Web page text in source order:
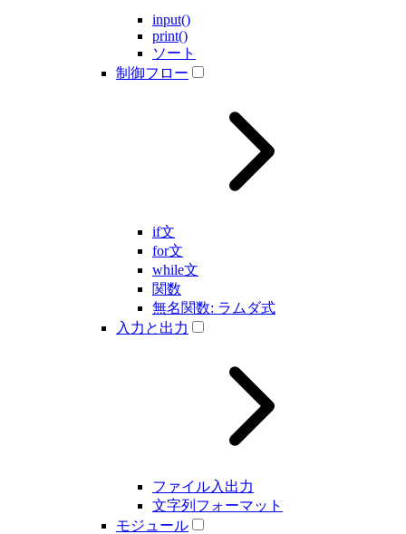
input()
print()
ソート
制御フロー
if文
for文
while文
関数
無名関数: ラムダ式
入力と出力
ファイル入出力
文字列フォーマット
モジュール